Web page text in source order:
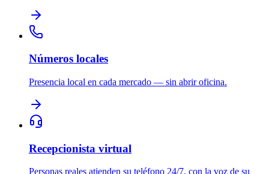
Números locales
Presencia local en cada mercado — sin abrir oficina.
Recepcionista virtual
Personas reales atienden su teléfono 24/7, con la voz de su